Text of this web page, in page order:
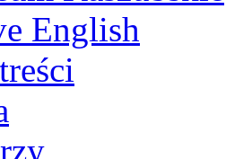
English